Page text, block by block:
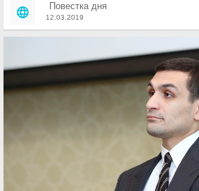
Повестка дня
12.03.2019